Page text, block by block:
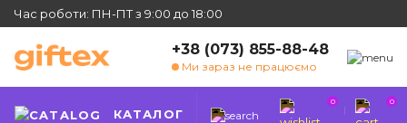
Час роботи: ПН-ПТ з 9:00 до 18:00
+38 (073) 855-88-48
Ми зараз не працюємо
КАТАЛОГ
0 0